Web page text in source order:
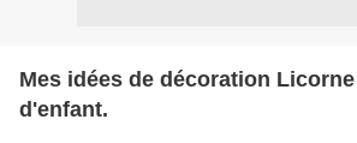
Mes idées de décoration
d'enfant.